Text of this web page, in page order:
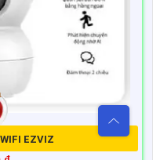
EZVIZ